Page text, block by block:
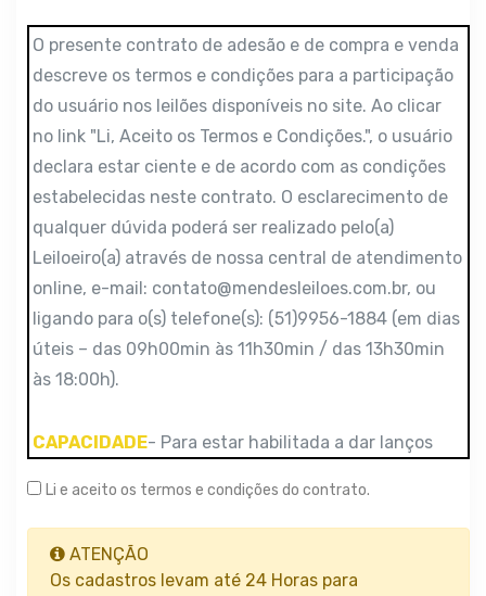
O presente contrato de adesão e de compra e venda
descreve os termos e condições para a participação
do usuário nos leilões disponíveis no site. Ao clicar
no link "Li, Aceito os Termos e Condições.", o usuário
declara estar ciente e de acordo com as condições
estabelecidas neste contrato. O esclarecimento de
qualquer dúvida poderá ser realizado pelo(a)
Leiloeiro(a) através de nossa central de atendimento
online, e-mail: contato@mendesleiloes.com.br, ou
ligando para o(s) telefone(s): (51)9956-1884 (em dias
úteis – das 09h00min às 11h30min / das 13h30min
às 18:00h).
CAPACIDADE- Para estar habilitada a dar lanços
www.mendesleiloes.com.br, o usuário deverá ter
capacidade civil para contratar e realizar
pagamentos e operações financeiras para honrar as
Li e aceito os termos e condições do contrato.
ATENÇÃO
Os cadastros levam até 24 Horas para